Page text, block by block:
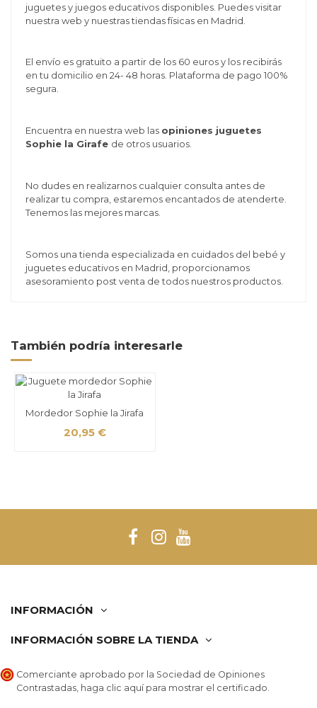
juguetes y juegos educativos disponibles. Puedes visitar
nuestra web y nuestras tiendas físicas en Madrid.
El envío es gratuito a partir de los 60 euros y los recibirás
en tu domicilio en 24- 48 horas. Plataforma de pago 100%
segura.
Encuentra en nuestra web las opiniones juguetes
Sophie la Girafe de otros usuarios.
No dudes en realizarnos cualquier consulta antes de
realizar tu compra, estaremos encantados de atenderte.
Tenemos las mejores marcas.
Somos una tienda especializada en cuidados del bebé y
juguetes educativos en Madrid, proporcionamos
asesoramiento post venta de todos nuestros productos.
También podría interesarle
Mordedor Sophie la Jirafa
20,95 €
INFORMACIÓN
INFORMACIÓN SOBRE LA TIENDA
Comerciante aprobado por la Sociedad de Opiniones
Contrastadas, haga clic aquí para mostrar el certificado